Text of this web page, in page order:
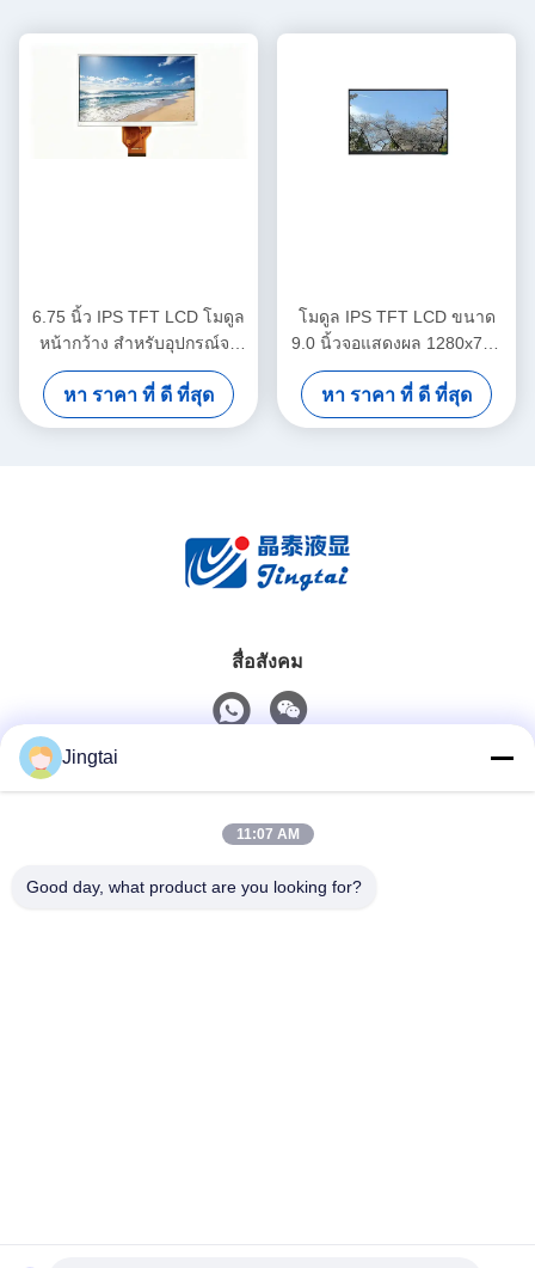
6.75 นิ้ว IPS TFT LCD โมดูล
หน้ากว้าง สําหรับอุปกรณ์จอ
รถยนต์
หา ราคา ที่ ดี ที่สุด
โมดูล IPS TFT LCD ขนาด
9.0 นิ้วจอแสดงผล 1280x720
LVDS สำหรับแผงหน้าปัด
รถยนต์
หา ราคา ที่ ดี ที่สุด
สื่อสังคม
0086-755-27491128
2026 Shenzhen Jingtai Liquid Crystal Display Technology Co.,Ltd.
Jingtai
11:07 AM
Good day, what product are you looking for?